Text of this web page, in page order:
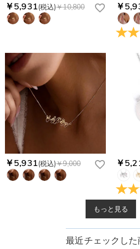
￥5,931(税込)￥10,800 ￥
￥5,931(税込)￥9,000 ￥
もっと見る
最近チェックした